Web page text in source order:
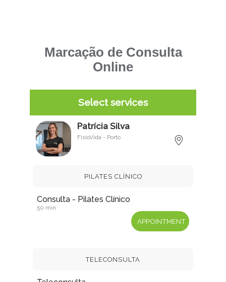
Marcação de Consulta
Online